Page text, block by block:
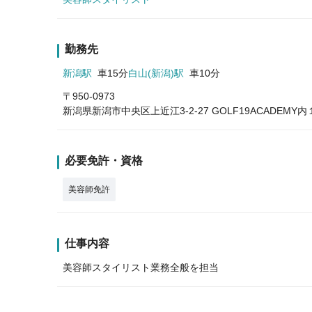
勤務先
新潟駅 車15分白山(新潟)駅 車10分
〒950-0973
新潟県新潟市中央区上近江3-2-27 GOLF19ACADEMY内
必要免許・資格
美容師免許
仕事内容
美容師スタイリスト業務全般を担当